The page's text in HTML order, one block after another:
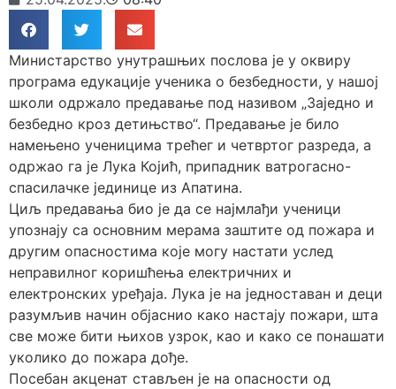
Министарство унутрашњих послова је у оквиру
програма едукације ученика о безбедности, у нашој
школи одржало предавање под називом „Заједно и
безбедно кроз детињство“. Предавање је било
намењено ученицима трећег и четвртог разреда, а
одржао га је Лука Којић, припадник ватрогасно-
спасилачке јединице из Апатина.
Циљ предавања био је да се најмлађи ученици
упознају са основним мерама заштите од пожара и
другим опасностима које могу настати услед
неправилног коришћења електричних и
електронских уређаја. Лука је на једноставан и деци
разумљив начин објаснио како настају пожари, шта
све може бити њихов узрок, као и како се понашати
уколико до пожара дође.
Посебан акценат стављен је на опасности од